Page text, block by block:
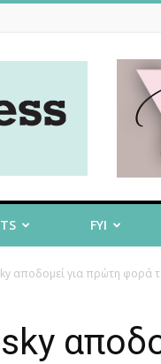
FYI
αποδομεί για πρώτη φορά